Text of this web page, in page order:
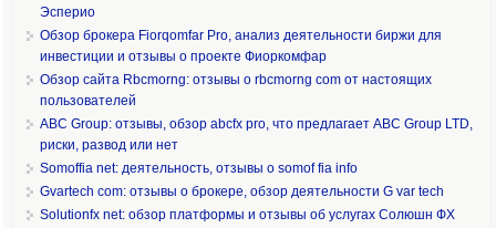
Эсперио
Обзор брокера Fiorqomfar Pro, анализ деятельности биржи для
инвестиции и отзывы о проекте Фиоркомфар
Обзор сайта Rbcmorng: отзывы о rbcmorng com от настоящих
пользователей
ABC Group: отзывы, обзор abcfx pro, что предлагает ABC Group LTD,
риски, развод или нет
Somoffia net: деятельность, отзывы о somof fia info
Gvartech com: отзывы о брокере, обзор деятельности G var tech
Solutionfx net: обзор платформы и отзывы об услугах Солюшн ФХ